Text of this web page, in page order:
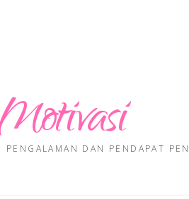
DAN PENDAPAT